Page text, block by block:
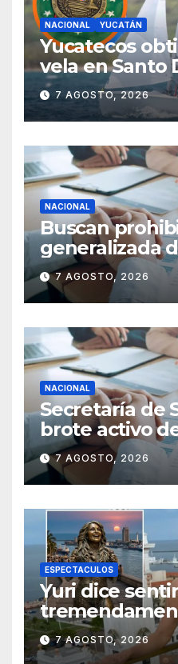
NACIONAL YUCATÁN
Yucatecos
vela en Santo
7 AGOSTO, 2026
NACIONAL
Buscan
generalizada
antecedentes
obtener
7 AGOSTO, 2026
NACIONAL
Secretaría de
brote activo
en México y
a la población
7 AGOSTO, 2026
ESPECTACULOS
Yuri dice
emocionada
que le harán
7 AGOSTO, 2026